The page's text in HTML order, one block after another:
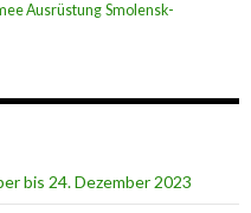
AusrüstungSmolensk-
bis 24. Dezember 2023